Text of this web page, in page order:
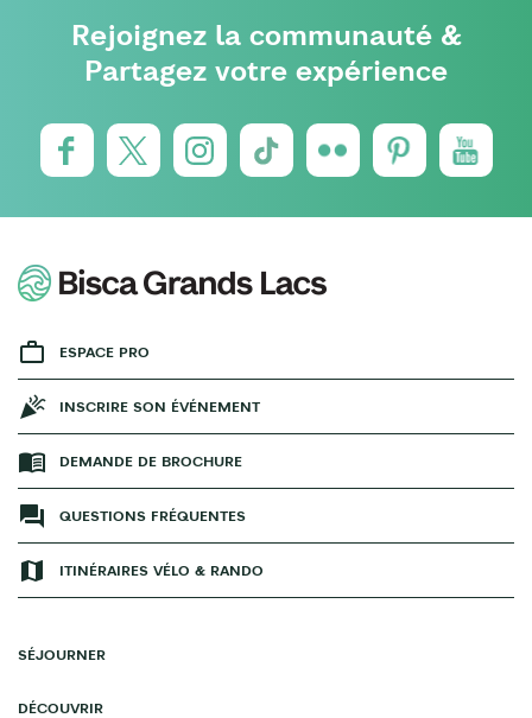
Rejoignez la communauté &
Partagez votre expérience
ESPACE PRO
INSCRIRE SON ÉVÉNEMENT
DEMANDE DE BROCHURE
QUESTIONS FRÉQUENTES
ITINÉRAIRES VÉLO & RANDO
SÉJOURNER
DÉCOUVRIR